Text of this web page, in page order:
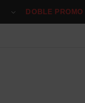
DOBLE PROMO